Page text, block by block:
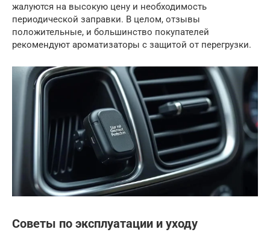
жалуются на высокую цену и необходимость
периодической заправки. В целом, отзывы
положительные, и большинство покупателей
рекомендуют ароматизаторы с защитой от перегрузки.
Советы по эксплуатации и уходу